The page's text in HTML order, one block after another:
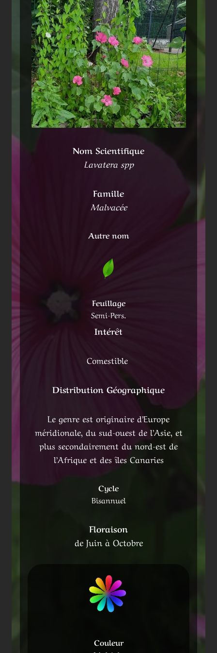
Nom Scientifique
Lavatera spp
Famille
Malvacée
Autre nom
Feuillage
Semi-Pers.
Intérêt
Comestible
Distribution Géographique
Le genre est originaire d’Europe
méridionale, du sud-ouest de l’Asie, et
plus secondairement du nord-est de
l’Afrique et des îles Canaries
Cycle
Bisannuel
Floraison
de Juin à Octobre
Couleur